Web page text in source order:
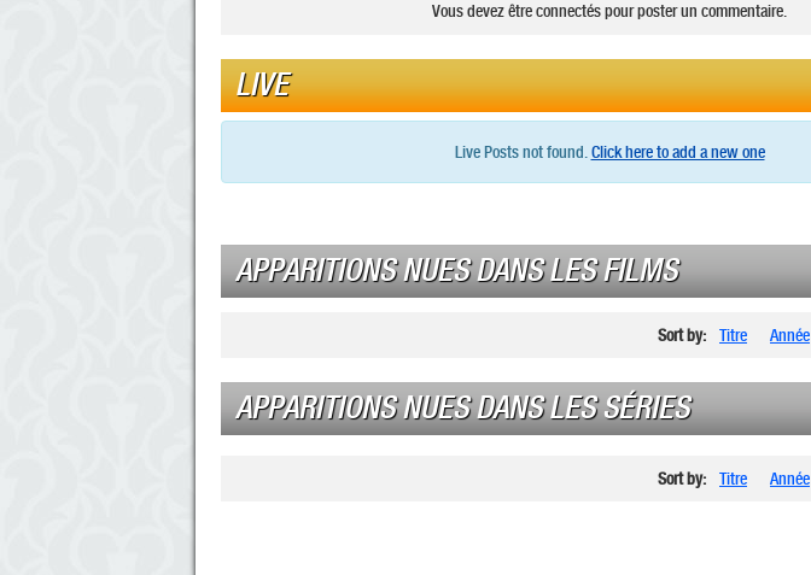
Vous devez être connectés pour poster un commentaire.
LIVE
Live Posts not found. Click here to add a new one
APPARITIONS NUES DANS LES FILMS
Sort by: Titre Année
APPARITIONS NUES DANS LES SÉRIES
Sort by: Titre Année